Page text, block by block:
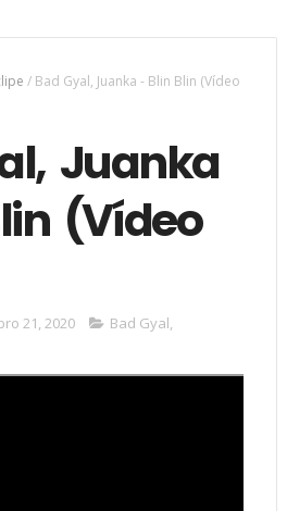
/ Bad Gyal, Juanka - Blin Blin (Vídeo
Juanka
(Vídeo
21, 2020 Bad Gyal,